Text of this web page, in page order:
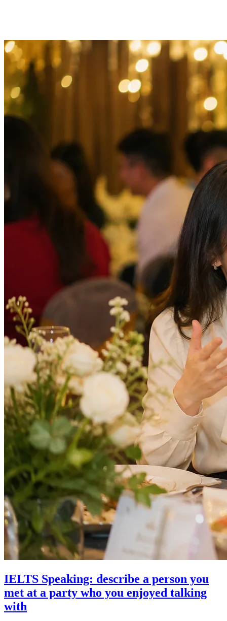
IELTS Speaking: describe a person you
met at a party who you enjoyed talking
with